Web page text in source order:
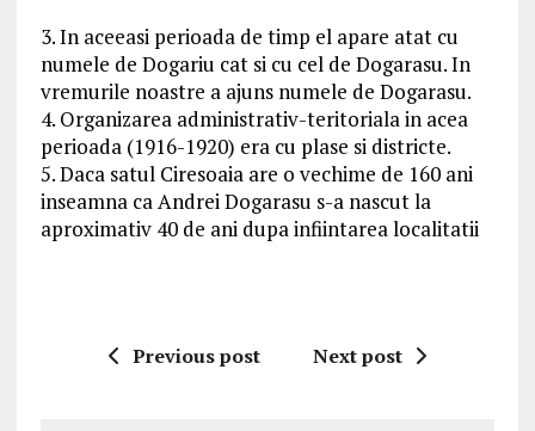
3. In aceeasi perioada de timp el apare atat cu
numele de Dogariu cat si cu cel de Dogarasu. In
vremurile noastre a ajuns numele de Dogarasu.
4. Organizarea administrativ-teritoriala in acea
perioada (1916-1920) era cu plase si districte.
5. Daca satul Ciresoaia are o vechime de 160 ani
inseamna ca Andrei Dogarasu s-a nascut la
aproximativ 40 de ani dupa infiintarea localitatii
Previous post Next post